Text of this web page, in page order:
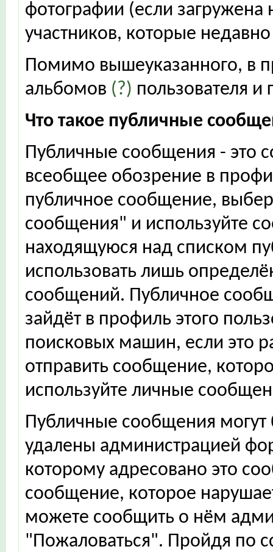
фотографии (если
участников, которые
Помимо вышеуказанного, в
альбомов (?) пользователя и
Что такое публичные
Публичные сообщения - это
всеобщее обозрение в
публичное сообщение,
сообщения" и используйте
находящуюся над списком
использовать лишь
сообщений. Публичное
зайдёт в профиль этого
поисковых машин, если это
отправить сообщение,
используйте личные
Публичные сообщения
удалены администрацией
которому адресовано это
сообщение, которое
можете сообщить о нём
"Пожаловаться". Пройдя по